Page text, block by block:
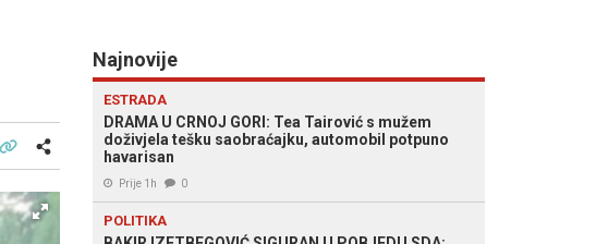
Najnovije
ESTRADA
DRAMA U CRNOJ GORI: Tea Tairović s mužem
doživjela tešku saobraćajku, automobil potpuno
havarisan
Prije 1h 0
POLITIKA